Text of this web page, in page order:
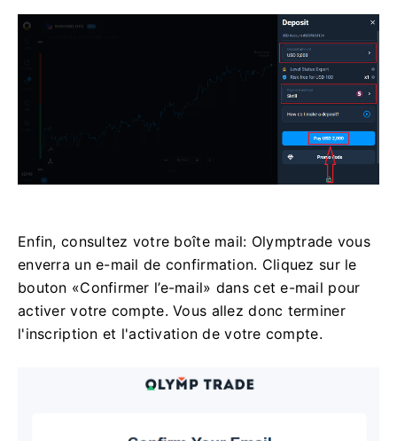
Enfin, consultez votre boîte mail: Olymptrade vous
enverra un e-mail de confirmation. Cliquez sur le
bouton «Confirmer l’e-mail» dans cet e-mail pour
activer votre compte. Vous allez donc terminer
l'inscription et l'activation de votre compte.